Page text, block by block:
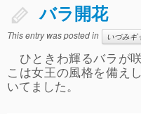
バラ開花
This entry was posted in いづみギ
ひときわ輝るバラが
こは女王の風格を備え
いてました。